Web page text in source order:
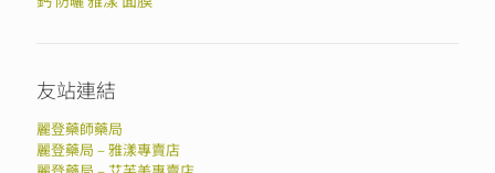
友站連結
麗登藥師藥局
麗登藥局 – 雅漾專賣店